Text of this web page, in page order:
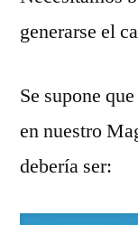
generarse el
Se supone
en nuestro
debería ser: